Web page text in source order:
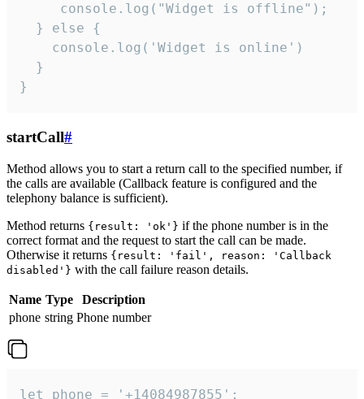
     console.log("Widget is offline");
  } else {
    console.log('Widget is online')
  }
}
startCall#
Method allows you to start a return call to the specified number, if
the calls are available (Callback feature is configured and the
telephony balance is sufficient).
Method returns {result: 'ok'} if the phone number is in the
correct format and the request to start the call can be made.
Otherwise it returns {result: 'fail', reason: 'Callback
disabled'} with the call failure reason details.
Name Type
Description
phone string Phone number
let phone = '+14084987855';